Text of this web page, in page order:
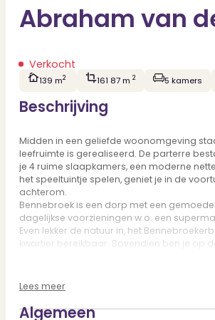
Abraham van
Verkocht
139 m2 161 87 m2 5 kamers
Beschrijving
Midden in een geliefde woonomgeving
leefruimte is gerealiseerd. De parterre
je 4 ruime slaapkamers, een moderne
het speeltuintje spelen, geniet je in de
achterom.
Bennebroek is een dorp met een
dagelijkse voorzieningen w.o. een
Even lekker de natuur in, het
kwartier bereikbaar. Bovendien ben je op
Indeling:
Parterre: entree, ruime hal voorzien van
trap naar…
Lees meer
Algemeen